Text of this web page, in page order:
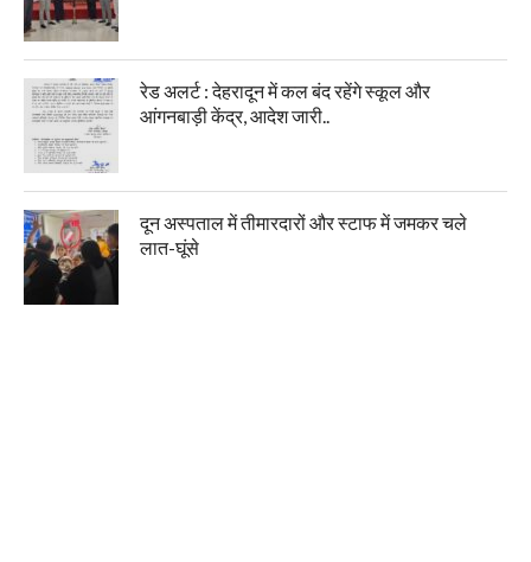
रेड अलर्ट : देहरादून में कल बंद रहेंगे स्कूल और
आंगनबाड़ी केंद्र, आदेश जारी..
दून अस्पताल में तीमारदारों और स्टाफ में जमकर चले
लात-घूंसे